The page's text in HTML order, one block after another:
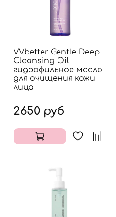
VVbetter Gentle Deep
Cleansing Oil
гидрофильное масло
для очищения кожи
лица
2650 руб